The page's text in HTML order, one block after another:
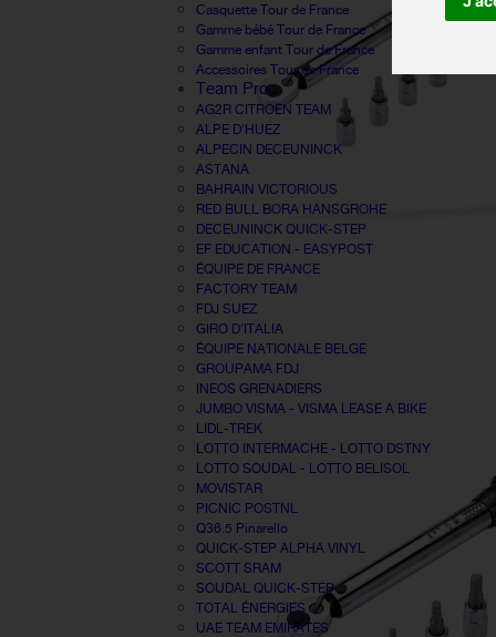
Casquette Tour de France
Gamme bébé Tour de France
Gamme enfant Tour de France
Accessoires Tour de France
Team Pro
AG2R CITROËN TEAM
ALPE D'HUEZ
ALPECIN DECEUNINCK
ASTANA
BAHRAIN VICTORIOUS
RED BULL BORA HANSGROHE
DECEUNINCK QUICK-STEP
EF EDUCATION - EASYPOST
ÉQUIPE DE FRANCE
FACTORY TEAM
FDJ SUEZ
GIRO D'ITALIA
ÉQUIPE NATIONALE BELGE
GROUPAMA FDJ
INEOS GRENADIERS
JUMBO VISMA - VISMA LEASE A BIKE
LIDL-TREK
LOTTO INTERMACHE - LOTTO DSTNY
LOTTO SOUDAL - LOTTO BELISOL
MOVISTAR
PICNIC POSTNL
Q36.5 Pinarello
QUICK-STEP ALPHA VINYL
SCOTT SRAM
SOUDAL QUICK-STEP
TOTAL ÉNERGIES
UAE TEAM EMIRATES